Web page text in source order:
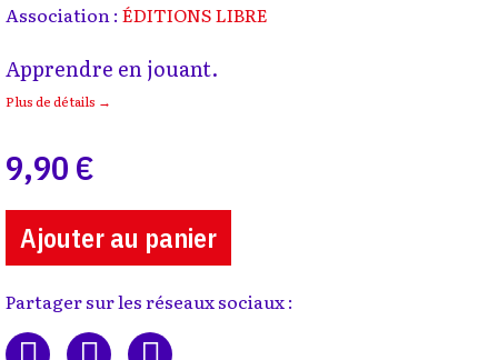
Association : ÉDITIONS LIBRE
Apprendre en jouant.
Plus de détails →
9,90 €
Ajouter au panier
Partager sur les réseaux sociaux :